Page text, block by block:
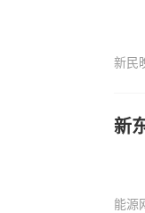
新民
新
能源